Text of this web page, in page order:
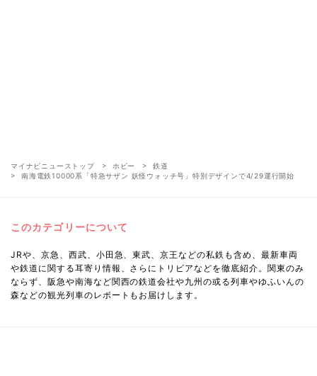
マイナビニューストップ ホビー
鉄道
南海電鉄10000系「特急サザン 妖怪ウォッチ号」特別デザインで4/29運行開始
このカテゴリーについて
JRや、京急、西武、小田急、東武、京王などの私鉄も含め、最新車両
や鉄道に関する耳寄り情報、さらにトリビアなどを徹底紹介。関東のみ
ならず、阪急や南海など関西の鉄道会社や九州の或る列車やゆふいんの
森などの観光列車のレポートもお届けします。